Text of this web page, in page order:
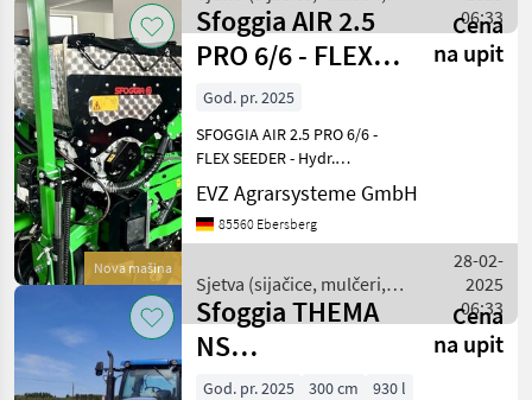
Zwisc
sjetvospremači i dr) /
Sfoggia
06:33
Nova mašina
Sfoggia AIR 2.5
PRO 6/6 - FLEX
SEEDER
Einzelkornsämaschi
Cena
na upit
God. pr. 2025
SFOGGIA AIR 2.5 PRO 6/6 -
FLEX SEEDER - Hydr.
Doppelteleskoprahmen
(Transportbreite 2, 55 m)
mit Dreipunktanschluss
BOBCAT 23x10, 5x12 - F
EVZ Agrarsysteme GmbH
85560 Ebersberg
Sjetva (sijačice, mulčeri,
sjetvospremači i dr) /
Sfoggia
28-02-
2025
06:33
Sfoggia THEMA
NS
Reihendüngerstreuer
Cena
na upit
God. pr. 2025 300 cm
930 l